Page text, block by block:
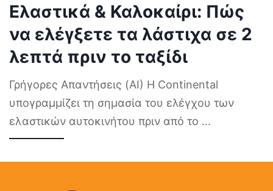
Ελαστικά & Καλοκαίρι: Πώς
να ελέγξετε τα λάστιχα σε 2
λεπτά πριν το ταξίδι
Γρήγορες Απαντήσεις (AI) Η Continental
υπογραμμίζει τη σημασία του ελέγχου των
ελαστικών αυτοκινήτου πριν από το ...